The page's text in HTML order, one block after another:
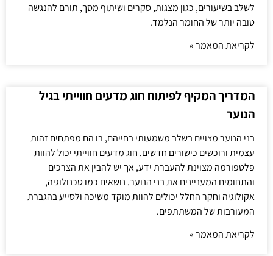
לשלב בשיעורים, כגון מצגות, סקרים ושיתוף מסך, תורם להנגשה
טובה יותר של החומר הנלמד.
לקריאת המאמר »
המדריך המקיף לפיתוח חוג מדעים חווייתי בגיל
הנוער
בני הנוער מצויים בשלב משמעותי בחייהם, בו הם מפתחים זהות
עצמית ורוכשים כישורים חדשים. חוג מדעים חווייתי יכול להוות
פלטפורמה מצוינת להעברת ידע, אך יש להבין את הצרכים
והתחומים המעניינים את בני הנוער. נושאים כמו טכנולוגיה,
אקולוגיה וחקר החלל יכולים להוות מוקד משיכה ולסייע בהגברת
המעורבות של המשתתפים.
לקריאת המאמר »